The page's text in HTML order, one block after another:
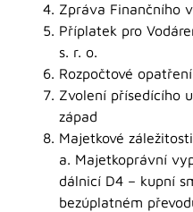
Zpráva Finančního
Příplatek pro
s. r. o.
Rozpočtové opatření
Zvolení přísedícího
západ
Majetkové
a. Majetkoprávní
dálnicí D4 – kupní
bezúplatném